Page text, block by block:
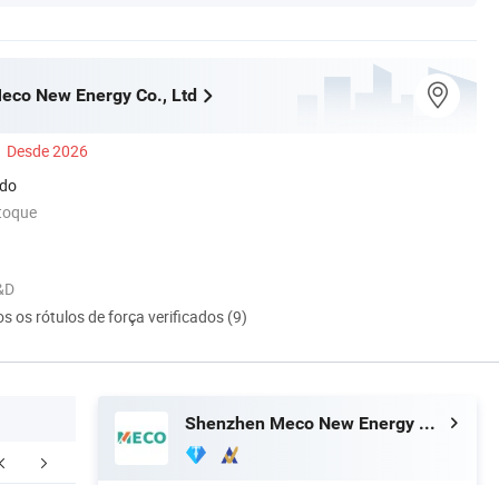
New Energy Co., Ltd
Desde 2026
os rótulos de força verificados (9)
Shenzhen Meco New Energy Co., Ltd